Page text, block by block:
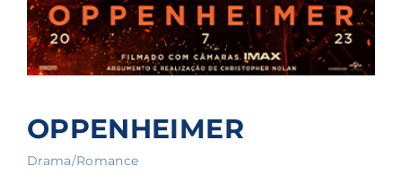
OPPENHEIMER
Drama/Romance